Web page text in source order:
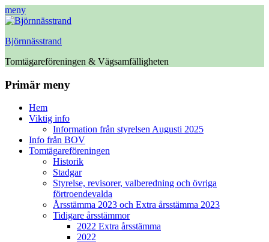
meny
Björnnässtrand
Tomtägareföreningen & Vägsamfälligheten
Facebook
Primär meny
HoppaHem
Viktig info
Information från styrelsen Augusti 2025
Info från BOV
Tomtägareföreningen
Historik
Stadgar
Styrelse, revisorer, valberedning och övriga
förtroendevalda
Årsstämma 2023 och Extra årsstämma 2023
Tidigare årsstämmor
2022 Extra årsstämma
2022